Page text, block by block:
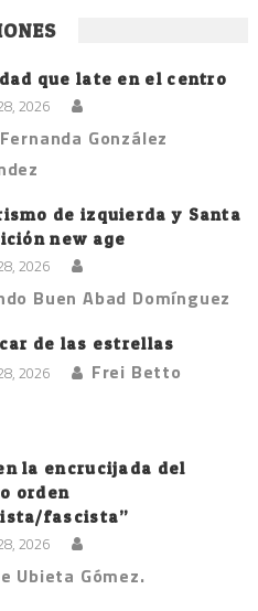
que late en el centro
2026
González
de izquierda y Santa
new age
2026
Buen Abad Domínguez
de las estrellas
2026 Frei Betto
la encrucijada del
orden
fascista”
2026
Ubieta Gómez.